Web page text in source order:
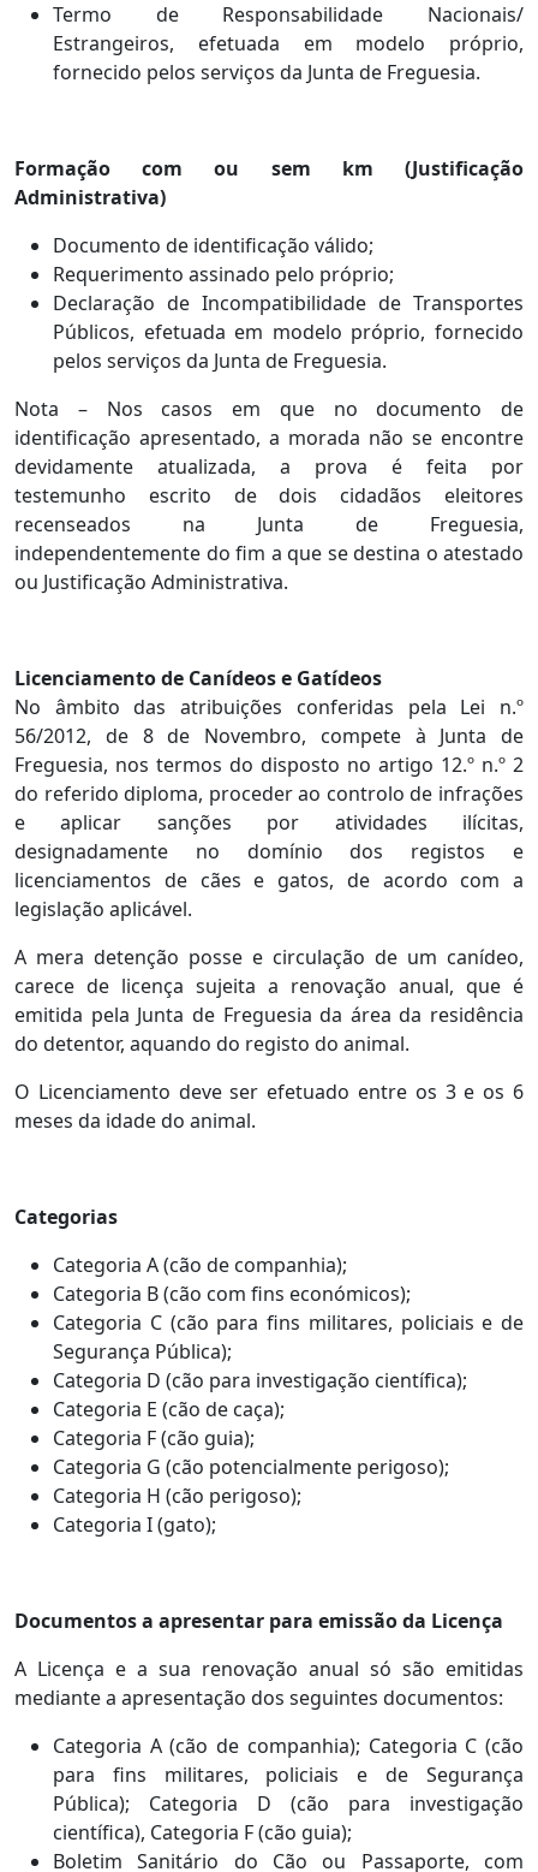
Termo de Responsabilidade Nacionais/
Estrangeiros, efetuada em modelo próprio,
fornecido pelos serviços da Junta de Freguesia.
Formação com ou sem km (Justificação
Administrativa)
Documento de identificação válido;
Requerimento assinado pelo próprio;
Declaração de Incompatibilidade de Transportes
Públicos, efetuada em modelo próprio, fornecido
pelos serviços da Junta de Freguesia.
Nota – Nos casos em que no documento de
identificação apresentado, a morada não se encontre
devidamente atualizada, a prova é feita por
testemunho escrito de dois cidadãos eleitores
recenseados na Junta de Freguesia,
independentemente do fim a que se destina o atestado
ou Justificação Administrativa.
Licenciamento de Canídeos e Gatídeos
No âmbito das atribuições conferidas pela Lei n.º
56/2012, de 8 de Novembro, compete à Junta de
Freguesia, nos termos do disposto no artigo 12.º n.º 2
do referido diploma, proceder ao controlo de infrações
e aplicar sanções por atividades ilícitas,
designadamente no domínio dos registos e
licenciamentos de cães e gatos, de acordo com a
legislação aplicável.
A mera detenção posse e circulação de um canídeo,
carece de licença sujeita a renovação anual, que é
emitida pela Junta de Freguesia da área da residência
do detentor, aquando do registo do animal.
O Licenciamento deve ser efetuado entre os 3 e os 6
meses da idade do animal.
Categorias
Categoria A (cão de companhia);
Categoria B (cão com fins económicos);
Categoria C (cão para fins militares, policiais e de
Segurança Pública);
Categoria D (cão para investigação científica);
Categoria E (cão de caça);
Categoria F (cão guia);
Categoria G (cão potencialmente perigoso);
Categoria H (cão perigoso);
Categoria I (gato);
Documentos a apresentar para emissão da Licença
A Licença e a sua renovação anual só são emitidas
mediante a apresentação dos seguintes documentos:
Categoria A (cão de companhia); Categoria C (cão
para fins militares, policiais e de Segurança
Pública); Categoria D (cão para investigação
científica), Categoria F (cão guia);
Boletim Sanitário do Cão ou Passaporte, com